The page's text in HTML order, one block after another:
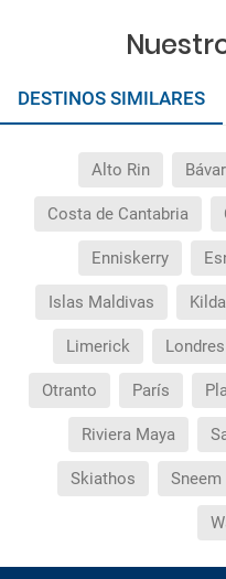
país si viajo a América?
¿Qué hago si el
precio de un adulto?
traslados?
DESTINOS SIMILARES
Alto Rin
Costa de Cantabria
Enniskerry
Islas Maldivas
Limerick Londres
Otranto París
Riviera Maya
Skiathos Sneem